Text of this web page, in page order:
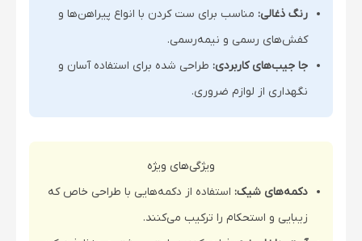
رنگ ذغالی: مناسب برای ست کردن با انواع پیراهن‌ها و
کفش‌های رسمی و نیمه‌رسمی.
جا جیب‌های کاربردی: طراحی شده برای استفاده آسان و
نگهداری از لوازم ضروری.
ویژگی‌های ویژه
دکمه‌های شیک: استفاده از دکمه‌هایی با طراحی خاص که
زیبایی و استحکام را ترکیب می‌کنند.